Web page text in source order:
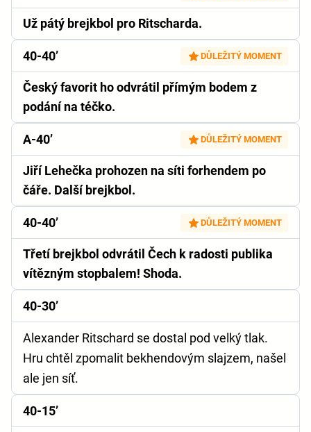
Už pátý brejkbol pro Ritscharda.
40-40’ DŮLEŽITÝ MOMENT
Český favorit ho odvrátil přímým bodem z
podání na téčko.
A-40’ DŮLEŽITÝ MOMENT
Jiří Lehečka prohozen na síti forhendem po
čáře. Další brejkbol.
40-40’ DŮLEŽITÝ MOMENT
Třetí brejkbol odvrátil Čech k radosti publika
vítězným stopbalem! Shoda.
40-30’
Alexander Ritschard se dostal pod velký tlak.
Hru chtěl zpomalit bekhendovým slajzem, našel
ale jen síť.
40-15’